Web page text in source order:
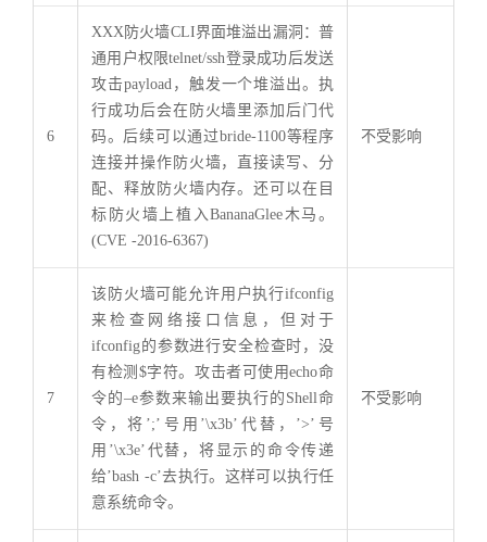
6
XXX防火墙CLI界面堆溢出漏洞：普
通用户权限telnet/ssh登录成功后发送
攻击payload，触发一个堆溢出。执
行成功后会在防火墙里添加后门代
码。后续可以通过bride-1100等程序
连接并操作防火墙，直接读写、分
配、释放防火墙内存。还可以在目
标防火墙上植入BananaGlee木马。
(CVE -2016-6367)
不受影响
7
该防火墙可能允许用户执行ifconfig
来检查网络接口信息，但对于
ifconfig的参数进行安全检查时，没
有检测$字符。攻击者可使用echo命
令的–e参数来输出要执行的Shell命
令，将’;’号用’\x3b’代替，’>’号
用’\x3e’代替，将显示的命令传递
给’bash -c’去执行。这样可以执行任
意系统命令。
不受影响